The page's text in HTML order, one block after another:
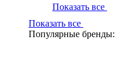
Показать все
Показать все
Популярные бренды: